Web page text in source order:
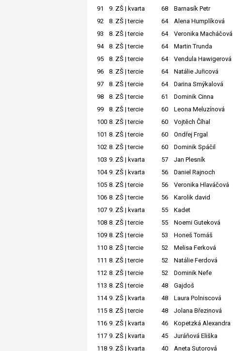
91
9. ZŠ | kvarta 68
Barnasík Petr
92
8. ZŠ | tercie 64
Alena Humplíková
93
8. ZŠ | tercie 64
Veronika Macháčová
94
8. ZŠ | tercie 64
Martin Trunda
95
8. ZŠ | tercie 64
Vendula Hawigerová
96
8. ZŠ | tercie 64
Natálie Juřicová
97
8. ZŠ | tercie 64
Darina Smýkalová
98
8. ZŠ | tercie 61
Dominik Cinna
99
8. ZŠ | tercie 60
Leona Meluzínová
100 8. ZŠ | tercie 60
Vojtěch Číhal
101 8. ZŠ | tercie 60
Ondřej Frgal
102 8. ZŠ | tercie 60
Dominik Spáčil
103 9. ZŠ | kvarta 57
Jan Plesník
104 9. ZŠ | kvarta 56
Daniel Rajnoch
105 8. ZŠ | tercie 56
Veronika Hlaváčová
106 8. ZŠ | tercie 56
Karolik david
107 9. ZŠ | kvarta 55
Kadet
108 8. ZŠ | tercie 55
Noemi Guteková
109 8. ZŠ | tercie 53
Honeš Tomáš
110 8. ZŠ | tercie 52
Melisa Ferková
111 8. ZŠ | tercie 52
Natálie Ferdová
112 8. ZŠ | tercie 52
Dominik Nefe
113 8. ZŠ | tercie 48
Gajdoš
114 9. ZŠ | kvarta 48
Laura Polniscová
115 8. ZŠ | tercie 48
Jolana Březinová
116 9. ZŠ | kvarta 46
Kopetzká Alexandra
117 9. ZŠ | kvarta 45
Juráňová Eliška
118 9. ZŠ | kvarta 40 Aneta Sutorová